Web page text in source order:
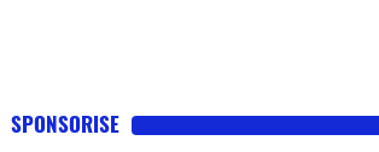
SPONSORISE